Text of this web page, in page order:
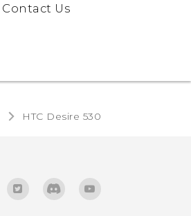
Contact Us
HTC Desire 530‎